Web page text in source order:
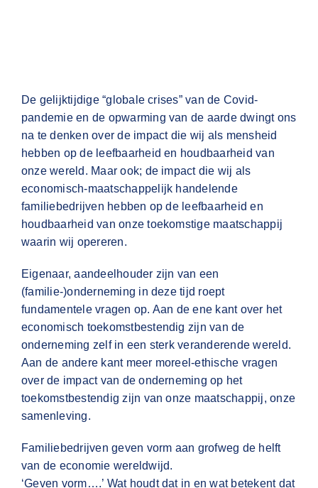
De gelijktijdige “globale crises” van de Covid-
pandemie en de opwarming van de aarde dwingt ons
na te denken over de impact die wij als mensheid
hebben op de leefbaarheid en houdbaarheid van
onze wereld. Maar ook; de impact die wij als
economisch-maatschappelijk handelende
familiebedrijven hebben op de leefbaarheid en
houdbaarheid van onze toekomstige maatschappij
waarin wij opereren.
Eigenaar, aandeelhouder zijn van een
(familie-)onderneming in deze tijd roept
fundamentele vragen op. Aan de ene kant over het
economisch toekomstbestendig zijn van de
onderneming zelf in een sterk veranderende wereld.
Aan de andere kant meer moreel-ethische vragen
over de impact van de onderneming op het
toekomstbestendig zijn van onze maatschappij, onze
samenleving.
Familiebedrijven geven vorm aan grofweg de helft
van de economie wereldwijd.
‘Geven vorm….’ Wat houdt dat in en wat betekent dat